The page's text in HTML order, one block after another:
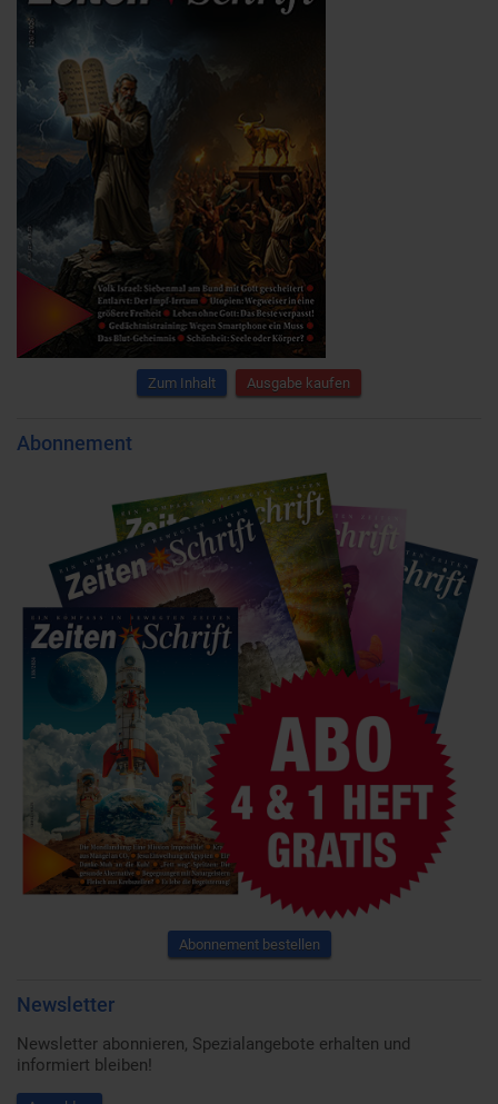
Zum Inhalt Ausgabe kaufen
Abonnement
Abonnement bestellen
Newsletter
Newsletter abonnieren, Spezialangebote erhalten und
informiert bleiben!